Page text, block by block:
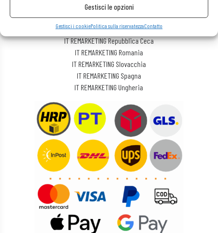
Gestisci le opzioni
Gestisci i cookiePolitica sulla riservatezzaContatto
IT REMARKETING Lettonia
IT REMARKETING Lituania
IT REMARKETING Polonia
IT REMARKETING Repubblica Ceca
IT REMARKETING Romania
IT REMARKETING Slovacchia
IT REMARKETING Spagna
IT REMARKETING Ungheria